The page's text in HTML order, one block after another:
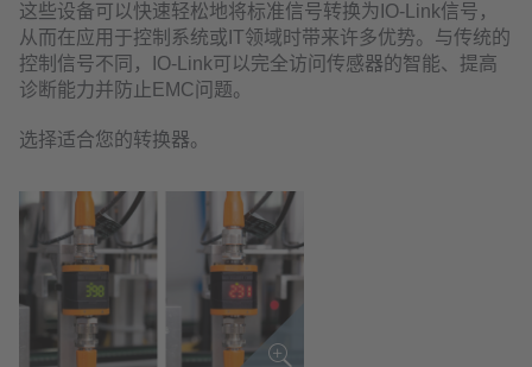
这些设备可以快速轻松地将标准信号转换为IO-Link信号，
从而在应用于控制系统或IT领域时带来许多优势。与传统的
控制信号不同，IO-Link可以完全访问传感器的智能、提高
诊断能力并防止EMC问题。
选择适合您的转换器。